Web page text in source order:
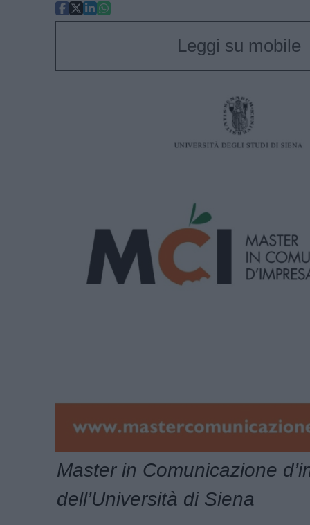
Leggi su mobile
Master in Comunicazione
dell’Università di Siena